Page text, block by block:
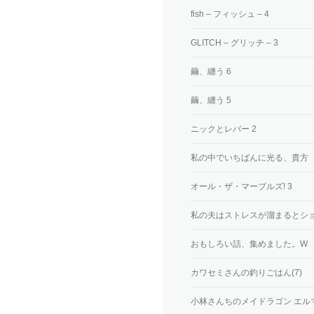
fish – フィッシュ – 4
GLITCH – グリッチ – 3
繭、纏う 6
繭、纏う 5
ニックとレバー 2
私の中でいちばんに光る、貴方
オール・ザ・マーブルズ! 3
私の夫はストレスが溜まるとシ
おもしろい話、集めました。W
カワセミさんの釣りごはん(7)
小林さんちのメイドラゴン エル